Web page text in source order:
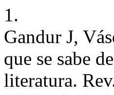
1.
Gandur J,
que se sabe
literatura.